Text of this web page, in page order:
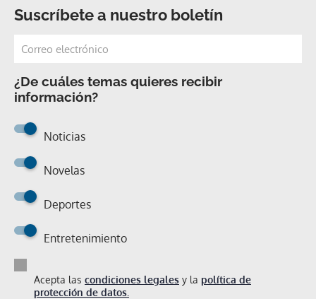
Suscríbete a nuestro boletín
¿De cuáles temas quieres recibir
información?
Noticias
Novelas
Deportes
Entretenimiento
Acepta las condiciones legales y la política de
protección de datos.